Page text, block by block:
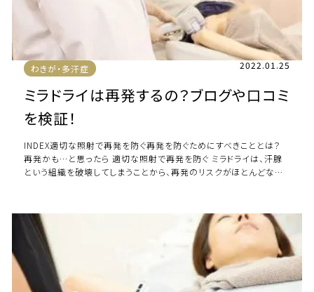
わきが・多汗症 2022.01.25
ミラドライは再発するの？ブログや口コミ
を検証！
INDEX適切な照射で再発を防ぐ再発を防ぐためにすべきこととは？
再発かも…と思ったら 適切な照射で再発を防ぐ ミラドライは、汗腺
という組織を破壊してしまうことから、再発のリスクがほとんどない